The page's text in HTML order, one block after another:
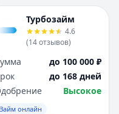
Турбозайм
4.6
(14отзывов)
до 100 000 ₽
до 168 дней
Высокое
Займ онлайн